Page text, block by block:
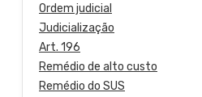
Ordem judicial
Judicialização
Art. 196
Remédio de alto custo
Remédio do SUS